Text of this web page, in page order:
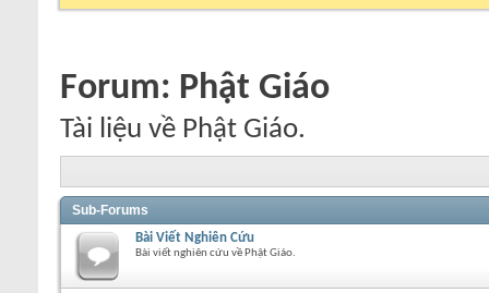
Forum: Phật Giáo
Tài liệu về Phật Giáo.
Sub-Forums
Bài Viết Nghiên Cứu
Bài viết nghiên cứu về Phật Giáo.